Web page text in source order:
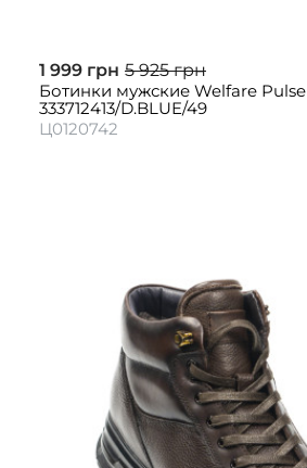
1 999 грн 5 925 грн
Ботинки мужские Welfare Pulse
333712413/D.BLUE/49
Ц0120742